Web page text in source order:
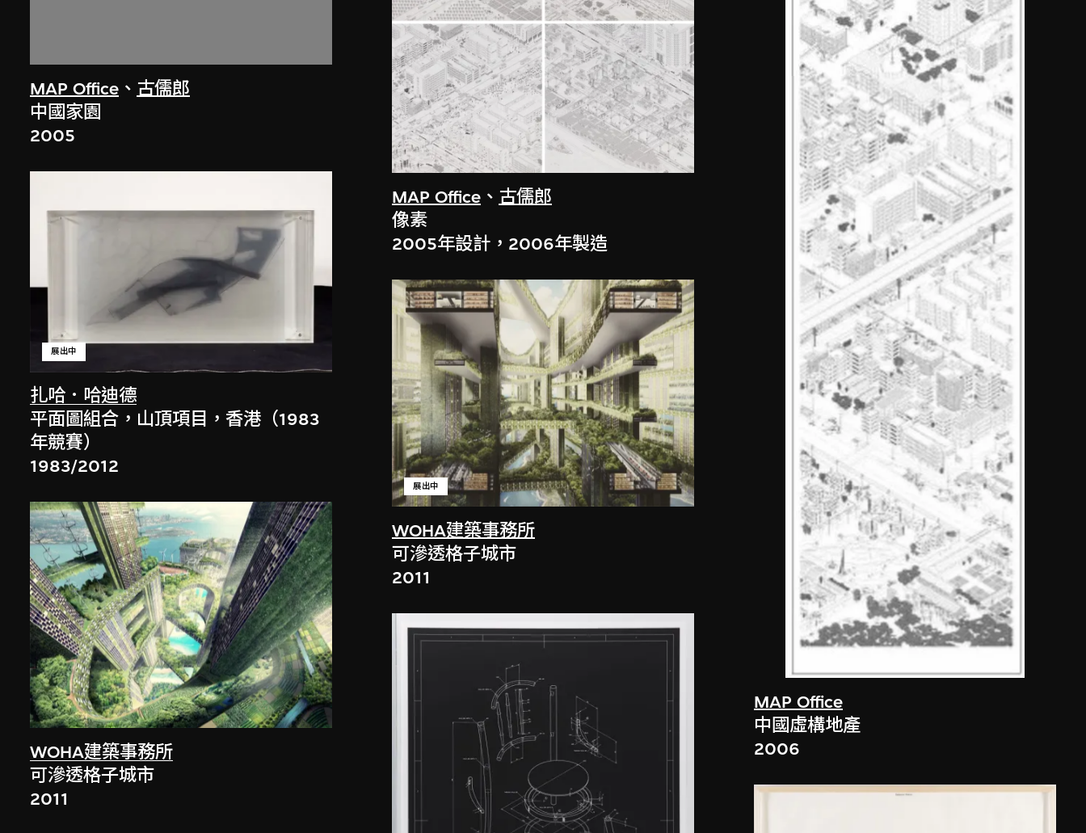
MAP Office 、 古儒郎
中國家園
2005
扎哈．哈迪德
展出中
平面圖組合，山頂項目，香港（1983
年競賽）
1983/2012
WOHA建築事務所
可滲透格子城市
2011
MAP Office 、 古儒郎
像素
2005年設計，2006年製造
WOHA建築事務所
展出中
可滲透格子城市
2011
MAP Office
中國虛構地產
2006